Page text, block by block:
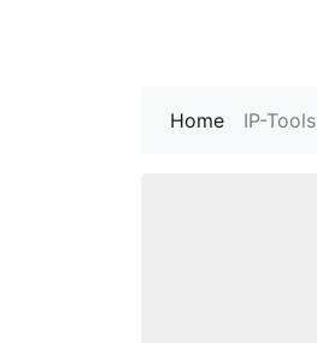
Home (current)
IP-Tools